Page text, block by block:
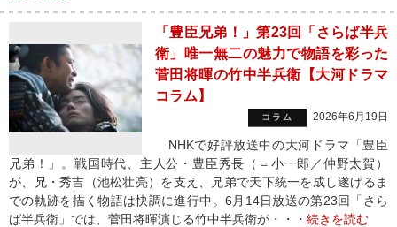
「豊臣兄弟！」第23回「さらば半兵
衛」唯一無二の魅力で物語を彩った
菅田将暉の竹中半兵衛【大河ドラマ
コラム】
コラム 2026年6月19日
NHKで好評放送中の大河ドラマ「豊臣
兄弟！」。戦国時代、主人公・豊臣秀長（＝小一郎／仲野太賀）
が、兄・秀吉（池松壮亮）を支え、兄弟で天下統一を成し遂げるま
での軌跡を描く物語は快調に進行中。6月14日放送の第23回「さら
ば半兵衛」では、菅田将暉演じる竹中半兵衛が・・・ 続きを読む